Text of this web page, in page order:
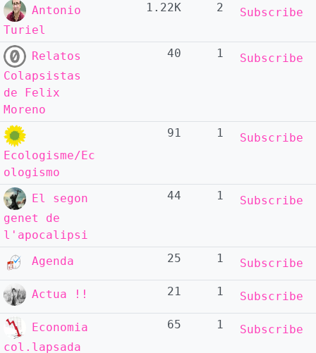
Antonio
Turiel
1.22K 2 Subscribe
Relatos
Colapsistas
de Felix
Moreno
40 1 Subscribe
Ecologisme/Ec
ologismo
91 1 Subscribe
El segon
genet de
l'apocalipsi
44 1 Subscribe
Agenda 25 1 Subscribe
Actua !! 21 1 Subscribe
Economia
col.lapsada
65 1 Subscribe